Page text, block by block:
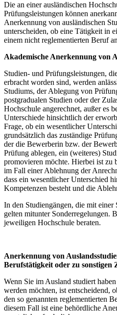
Die an einer ausländischen
Prüfungsleistungen können
Anerkennung von ausländischen
unterscheiden, ob eine Tätigkeit in
einem nicht reglementierten Beruf
Akademische Anerkennung von
Studien- und Prüfungsleistungen,
erbracht worden sind, werden
Studiums, der Ablegung von
postgradualen Studien oder der
Hochschule angerechnet, außer es
Unterschiede hinsichtlich der
Frage, ob ein wesentlicher
grundsätzlich das zuständige
der die Bewerberin bzw. der
Prüfung ablegen, ein (weiteres)
promovieren möchte. Hierbei ist zu
im Fall einer Ablehnung der
dass ein wesentlicher Unterschied
Kompetenzen besteht und die
In den Studiengängen, die mit einer
gelten mitunter Sonderregelungen.
jeweiligen Hochschule beraten.
Anerkennung von
Berufstätigkeit oder zu sonstigen
Wenn Sie im Ausland studiert
werden möchten, ist entscheidend,
den so genannten reglementierten
diesem Fall ist eine behördliche